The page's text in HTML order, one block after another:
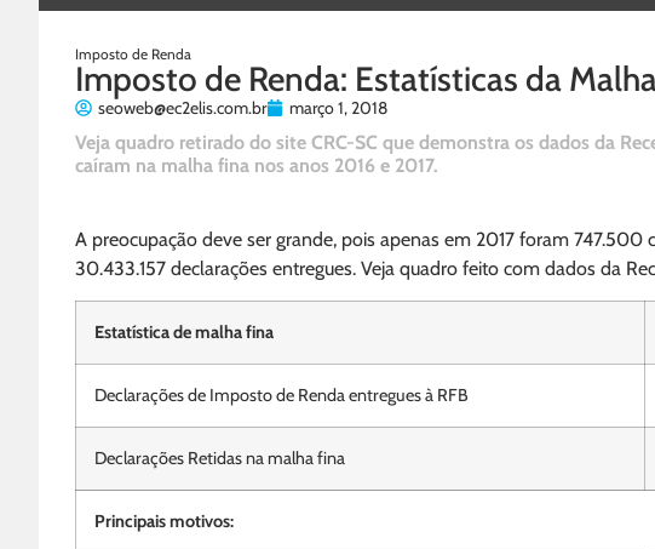
Imposto de Renda
Imposto de Renda: Estatísticas da
seoweb@ec2elis.com.br março 1, 2018
Veja quadro retirado do site CRC-SC que demonstra os dados da
caíram na malha fina nos anos 2016 e 2017.
A preocupação deve ser grande, pois apenas em 2017 foram 747.500
30.433.157 declarações entregues. Veja quadro feito com dados da
Estatística de malha fina
Declarações de Imposto de Renda entregues à RFB
Declarações Retidas na malha fina
Principais motivos: